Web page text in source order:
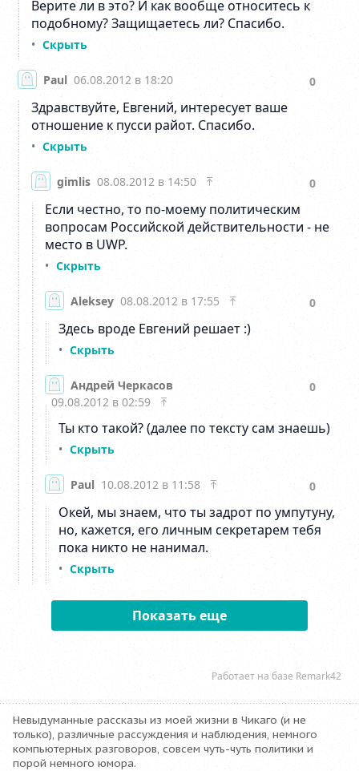
Невыдуманные рассказы из моей жизни в Чикаго (и не
только), различные рассуждения и наблюдения, немного
компьютерных разговоров, совсем чуть-чуть политики и
порой немного юмора.